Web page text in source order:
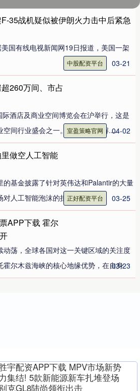
35战机疑似被伊朗火力击中后紧急
国有线电视新闻网19日报道，美国一架
03-21
中股配资平台
260万间、市占
酒店及商业空间博览会在沪举行，这是
空间行业盛会之一。小度AI酒店解....04-02
室盈策略官网
做空人工智能
的基金披露了针对英伟达和Palantir的大量
人工智能泡沫的担忧；....
03-25
正好配资平台
APP下载 霍尔
荡，全球各国对这一关键区域的关注度
尔木兹海峡的核心地缘优势，在自身
03-23
宇配资APP下载 MPV市场新势
集结! 5款新能源新车扎堆登场
克GL8陆尚领衔出击